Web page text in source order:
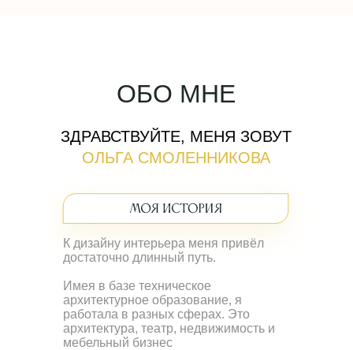
ОБО МНЕ
ЗДРАВСТВУЙТЕ, МЕНЯ ЗОВУТ
ОЛЬГА СМОЛЕННИКОВА
К дизайну интерьера меня привёл
достаточно длинный путь.
Имея в базе техническое
архитектурное образование, я
работала в разных сферах. Это
архитектура, театр, недвижимость и
мебельный бизнес